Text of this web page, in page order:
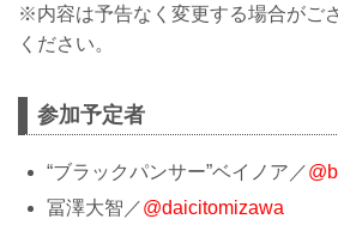
※内容は予告なく変更する場合がご
ください。
参加予定者
“ブラックパンサー”ベイノア／
冨澤大智／@daicitomizawa